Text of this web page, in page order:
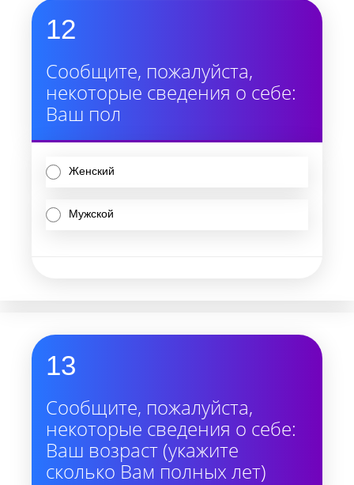
12
Сообщите, пожалуйста,
некоторые сведения о себе:
Ваш пол
Женский
Мужской
13
Сообщите, пожалуйста,
некоторые сведения о себе:
Ваш возраст (укажите
сколько Вам полных лет)